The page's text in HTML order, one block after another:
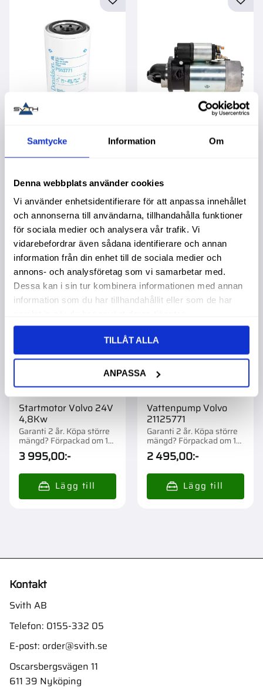
Samtycke Information Om
Denna webbplats använder cookies
Vi använder enhetsidentifierare för att anpassa innehållet
och annonserna till användarna, tillhandahålla funktioner
för sociala medier och analysera vår trafik. Vi
vidarebefordrar även sådana identifierare och annan
information från din enhet till de sociala medier och
annons- och analysföretag som vi samarbetar med.
Dessa kan i sin tur kombinera informationen med annan
information som du har tillhandahållit eller som de har
TILLÅT ALLA
ANPASSA
Oljefilter
mängd? Förpackad om
279,00:-
Lägg till i favoriter
Startmotor Mahle
st.
7 495,00
Startmotor Volvo 24V
4,8Kw
Garanti 2 år. Köpa större
mängd? Förpackad om 1
st.
3 995,00:-
Lägg till i favoriter
Vattenpump Volvo
21125771
Garanti 2 år. Köpa större
mängd? Förpackad om 1
st.
2 495,00:-
Kontakt
Svith AB
Telefon: 0155-332 05
E-post: order@svith.se
Oscarsbergsvägen 11
611 39 Nyköping